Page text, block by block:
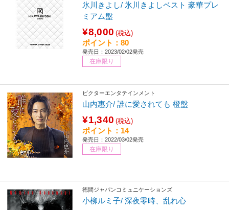
氷川きよし/ 氷川きよしベスト 豪華プレ
ミアム盤
¥8,000 (税込)
ポイント：80
発売日：2023/02/02発売
在庫限り
ビクターエンタテインメント
山内惠介/ 誰に愛されても 橙盤
¥1,340 (税込)
ポイント：14
発売日：2022/03/02発売
在庫限り
徳間ジャパンコミュニケーションズ
小柳ルミ子/ 深夜零時、乱れ心